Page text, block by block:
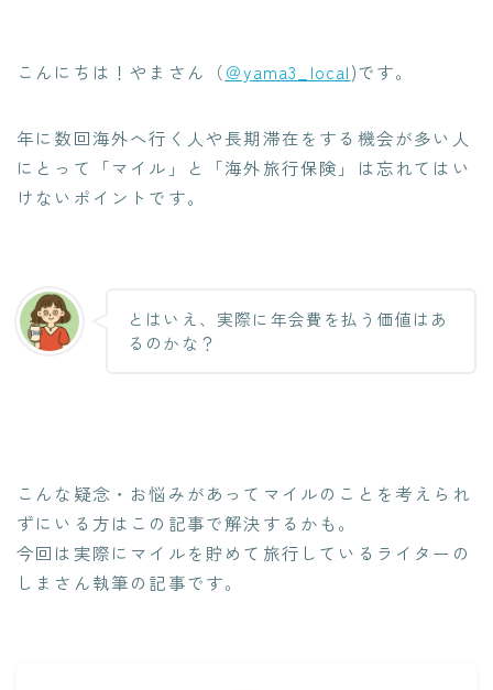
こんにちは！やまさん（＠yama3_local)です。
年に数回海外へ行く人や長期滞在をする機会が多い人
にとって「マイル」と「海外旅行保険」は忘れてはい
けないポイントです。
とはいえ、実際に年会費を払う価値はあ
るのかな？
こんな疑念・お悩みがあってマイルのことを考えられ
ずにいる方はこの記事で解決するかも。
今回は実際にマイルを貯めて旅行しているライターの
しまさん執筆の記事です。